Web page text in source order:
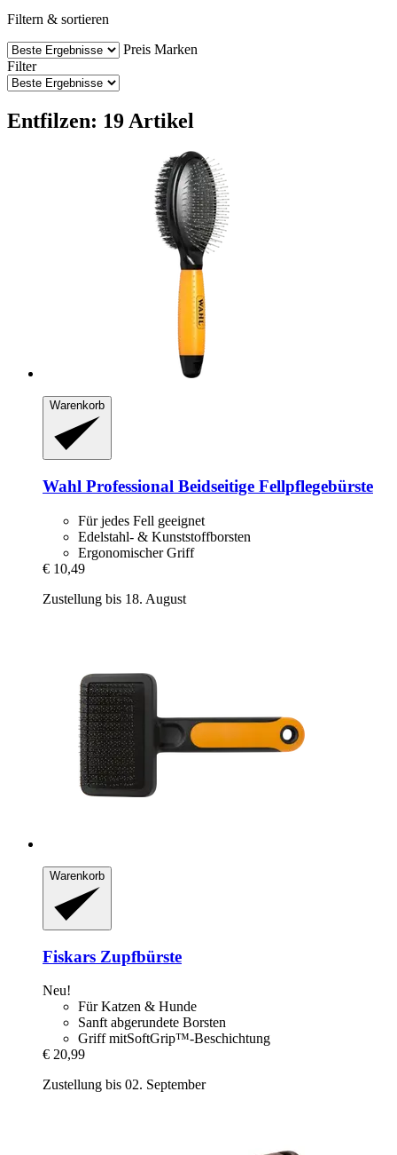
Filtern & sortieren
Preis Marken
Filter
Entfilzen: 19 Artikel
Warenkorb
Wahl Professional Beidseitige Fellpflegebürste
Für jedes Fell geeignet
Edelstahl- & Kunststoffborsten
Ergonomischer Griff
€ 10,49
Zustellung bis 18. August
Warenkorb
Fiskars Zupfbürste
Neu!
Für Katzen & Hunde
Sanft abgerundete Borsten
Griff mitSoftGrip™-Beschichtung
€ 20,99
Zustellung bis 02. September